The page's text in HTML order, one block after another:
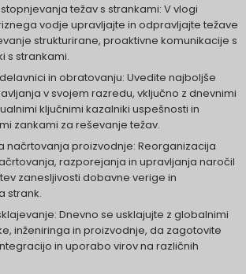
težav s strankami: V vlogi
vodje upravljajte in odpravljajte težave
strukturirane, proaktivne komunikacije s
s strankami.
in obratovanju: Uvedite najboljše
v svojem razredu, vključno z dnevnimi
ključnimi kazalniki uspešnosti in
zankami za reševanje težav.
načrtovanja proizvodnje: Reorganizacija
razporejanja in upravljanja naročil
zanesljivosti dobavne verige in
strank.
Dnevno se usklajujte z globalnimi
inženiringa in proizvodnje, da zagotovite
in uporabo virov na različnih